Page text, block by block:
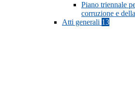
Piano triennale
corruzione e
Atti generali 13